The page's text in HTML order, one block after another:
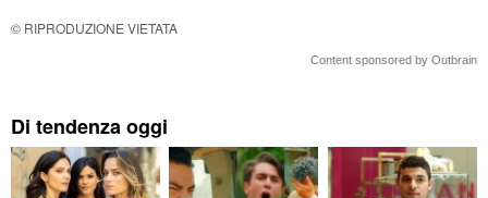
© RIPRODUZIONE VIETATA
Content sponsored by Outbrain
Di tendenza oggi